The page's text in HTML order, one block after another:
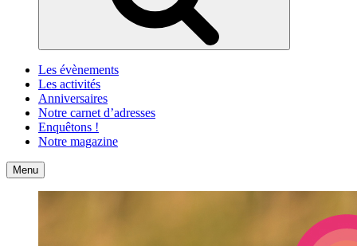
Les évènements
Les activités
Anniversaires
Notre carnet d’adresses
Enquêtons !
Notre magazine
Accueil
Menu Contact